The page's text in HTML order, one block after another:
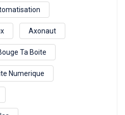
Axonaut
Ta Boite
Numerique